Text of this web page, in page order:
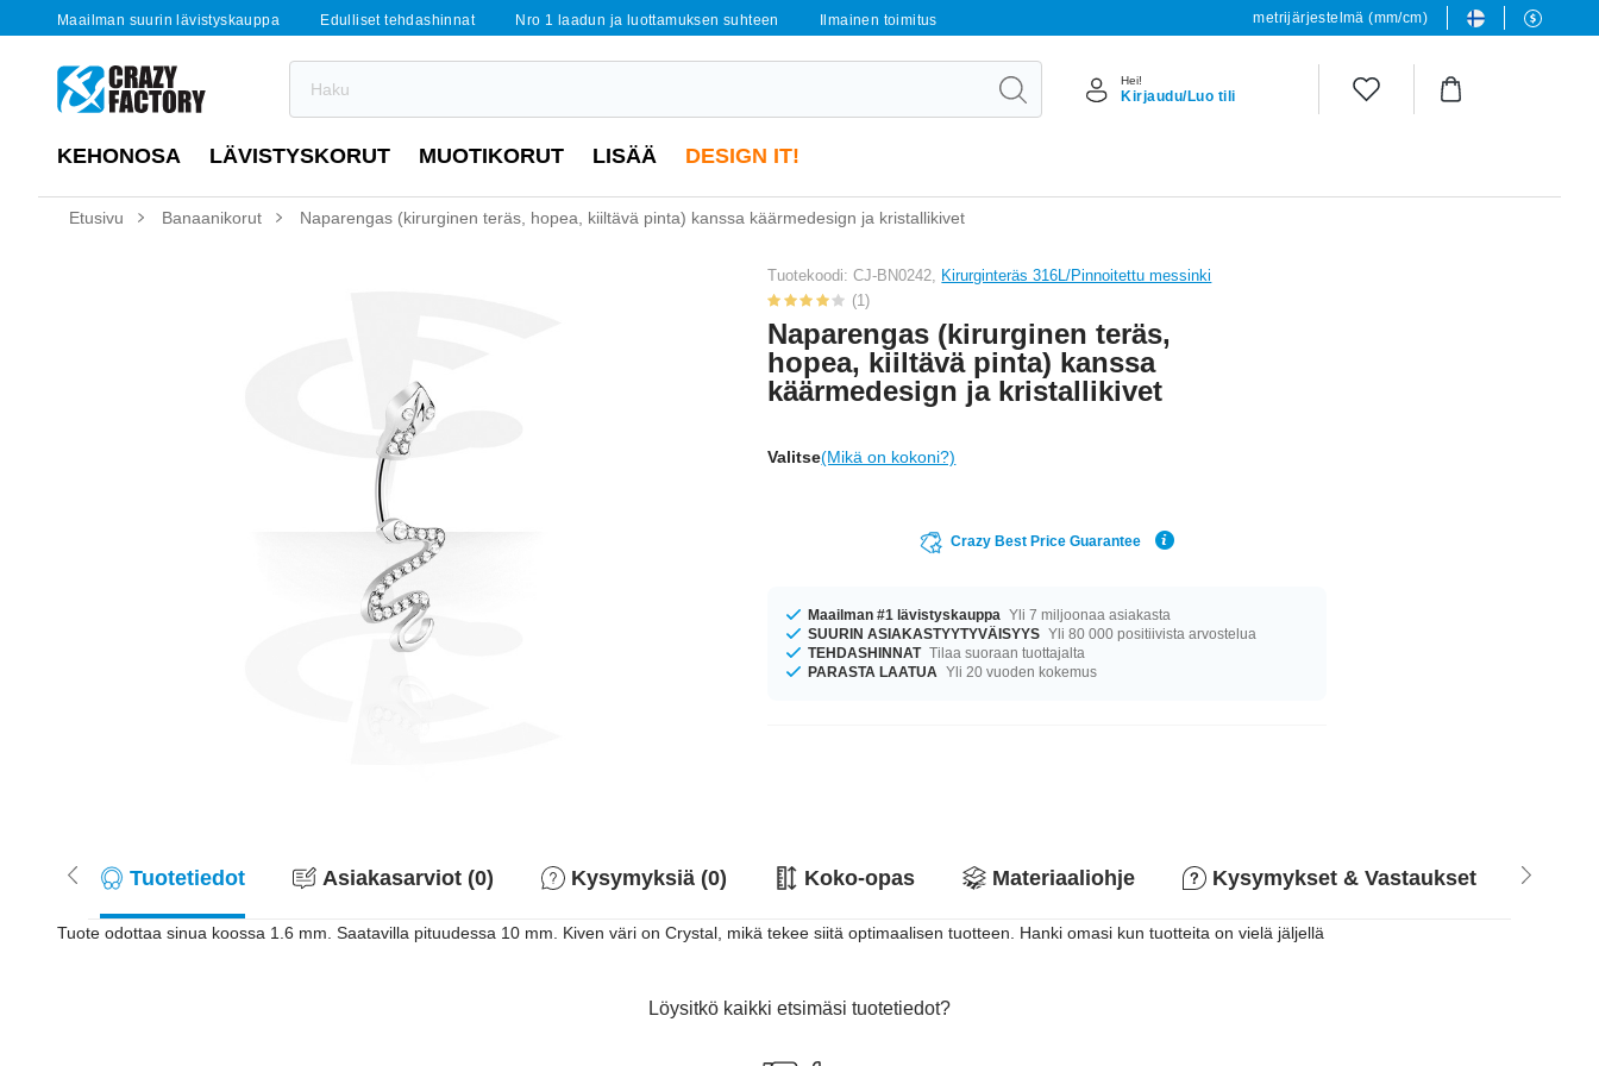
Maailman suurin lävistyskauppa Edulliset tehdashinnat Nro 1 laadun ja luottamuksen suhteen Ilmainen toimitus metrijärjestelmä (mm/cm)
Hei!
Kirjaudu/Luo tili
KEHONOSA LÄVISTYSKORUT MUOTIKORUT LISÄÄ DESIGN IT!
Etusivu Banaanikorut Naparengas (kirurginen teräs, hopea, kiiltävä pinta) kanssa käärmedesign ja kristallikivet
Tuotekoodi: CJ-BN0242, Kirurginteräs 316L/Pinnoitettu messinki
(1)
Naparengas (kirurginen teräs,
hopea, kiiltävä pinta) kanssa
käärmedesign ja kristallikivet
Valitse(Mikä on kokoni?)
Crazy Best Price Guarantee
Maailman #1 lävistyskauppa Yli 7 miljoonaa asiakasta
SUURIN ASIAKASTYYTYVÄISYYS Yli 80 000 positiivista arvostelua
TEHDASHINNAT Tilaa suoraan tuottajalta
PARASTA LAATUA Yli 20 vuoden kokemus
Tuotetiedot Asiakasarviot (0) Kysymyksiä (0) Koko-opas Materiaaliohje Kysymykset & Vastaukset
Tuote odottaa sinua koossa 1.6 mm. Saatavilla pituudessa 10 mm. Kiven väri on Crystal, mikä tekee siitä optimaalisen tuotteen. Hanki omasi kun tuotteita on vielä jäljellä
Löysitkö kaikki etsimäsi tuotetiedot?